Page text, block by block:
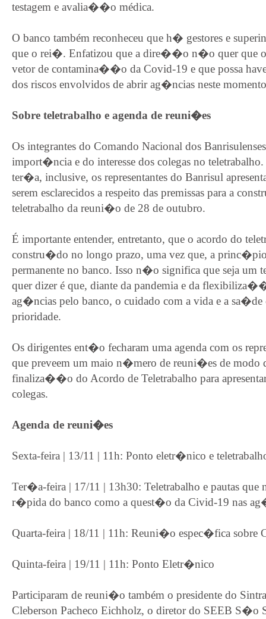
testagem e avalia��o médica.
O banco também reconheceu que h� gestores e
que o rei�. Enfatizou que a dire��o n�o quer que o
vetor de contamina��o da Covid-19 e que possa
dos riscos envolvidos de abrir ag�ncias neste
Sobre teletrabalho e agenda de reuni�es
Os integrantes do Comando Nacional dos
import�ncia e do interesse dos colegas no
ter�a, inclusive, os representantes do Banrisul
serem esclarecidos a respeito das premissas para a
teletrabalho da reuni�o de 28 de outubro.
É importante entender, entretanto, que o acordo do
constru�do no longo prazo, uma vez que, a
permanente no banco. Isso n�o significa que seja um
quer dizer é que, diante da pandemia e da
ag�ncias pelo banco, o cuidado com a vida e a sa�de
prioridade.
Os dirigentes ent�o fecharam uma agenda com os
que preveem um maio n�mero de reuni�es de modo
finaliza��o do Acordo de Teletrabalho para
colegas.
Agenda de reuni�es
Sexta-feira | 13/11 | 11h: Ponto eletr�nico e
Ter�a-feira | 17/11 | 13h30: Teletrabalho e pautas que
r�pida do banco como a quest�o da Civid-19 nas
Quarta-feira | 18/11 | 11h: Reuni�o espec�fica sobre
Quinta-feira | 19/11 | 11h: Ponto Eletr�nico
Participaram de reuni�o também o presidente do
Cleberson Pacheco Eichholz, o diretor do SEEB